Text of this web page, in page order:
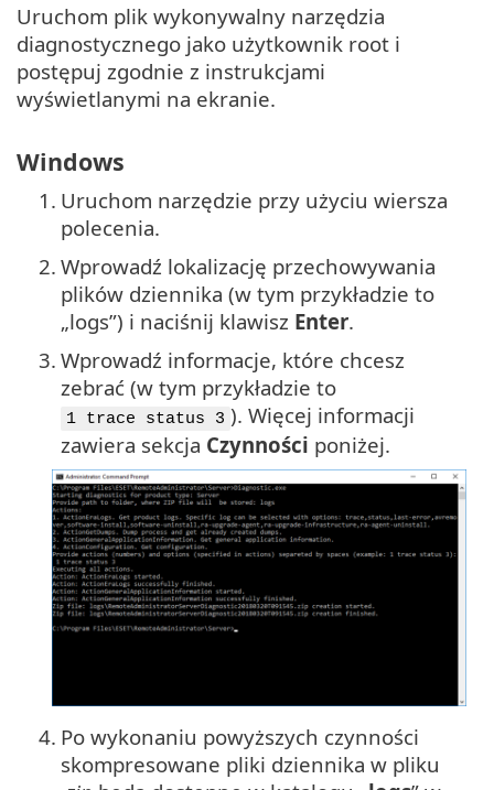
Uruchom plik wykonywalny narzędzia
diagnostycznego jako użytkownik root i
postępuj zgodnie z instrukcjami
wyświetlanymi na ekranie.
Windows
1. Uruchom narzędzie przy użyciu wiersza
polecenia.
2. Wprowadź lokalizację przechowywania
plików dziennika (w tym przykładzie to
„logs”) i naciśnij klawisz Enter.
3. Wprowadź informacje, które chcesz
zebrać (w tym przykładzie to
1 trace status 3 ). Więcej informacji
zawiera sekcja Czynności poniżej.
4. Po wykonaniu powyższych czynności
skompresowane pliki dziennika w pliku